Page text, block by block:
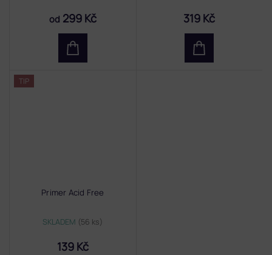
od 299 Kč 319 Kč
TIP
Primer Acid Free
SKLADEM (56 ks)
139 Kč